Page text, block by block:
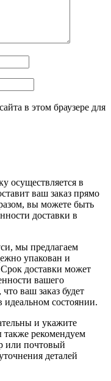
в этом браузере для
осуществляется в
ваш заказ прямо
вы можете быть
доставки в
мы предлагаем
упакован и
доставки может
вашего
ваш заказ будет
идеальном состоянии.
и укажите
рекомендуем
или почтовый
деталей